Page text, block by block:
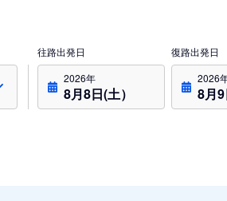
往路出発日
2026年
8月8日(土）
復路出発日
2026
8月